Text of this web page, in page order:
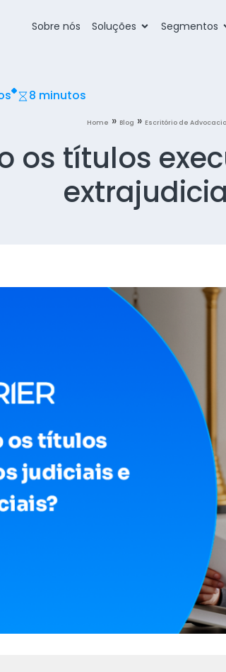
Sobre nós Soluções Segmentos
8 minutos
Home » Blog » Escritório de Advocacia
os títulos